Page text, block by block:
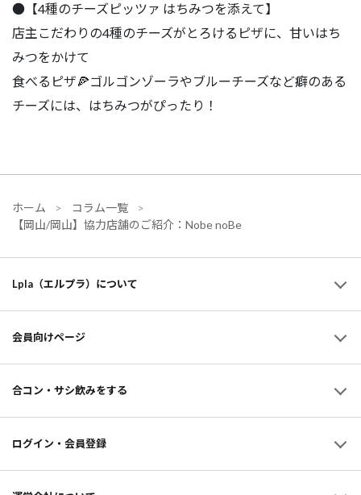
●【4種のチーズピッツァ はちみつを添えて】
店主こだわりの4種のチーズがとろけるピザに、甘いはち
みつをかけて
食べるピザ🍕ゴルゴンゾーラやブルーチーズなど癖のある
チーズには、はちみつがぴったり！
ホーム
コラム一覧
【岡山/岡山】協力店舗のご紹介：Nobe noBe
合コン・サシ飲みをする
ログイン・会員登録
会員向けページ
Lpla（エルプラ）について